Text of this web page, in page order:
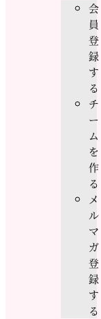
会
員
登
録
す
る
チ
ー
ム
を
作
る
メ
ル
マ
ガ
登
録
す
る